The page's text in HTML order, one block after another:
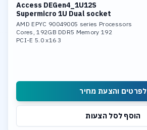
Access DEGen4_1U12S
Supermicro 1U Dual socket
AMD EPYC 90049005 series Processors
192 Cores, 192GB DDR5 Memory
3 PCI-E 5.0 x16
לפרטים והצעת מחיר
הוסף לסל הצעות